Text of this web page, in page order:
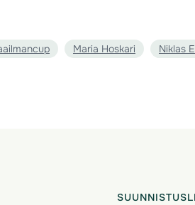
Maria Hoskari Niklas